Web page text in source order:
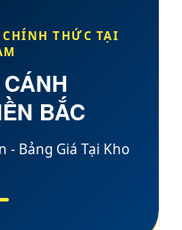
THỨC TẠI
BẮC
- Bảng Giá Tại Kho